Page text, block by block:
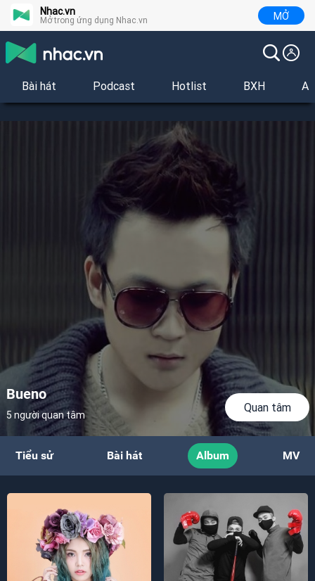
Nhac.vn
Mở trong ứng dụng Nhac.vn MỞ
Bài hát Podcast Hotlist BXH
Bueno
5 người quan tâm
Quan tâm
Tiểu sử Bài hát Album MV